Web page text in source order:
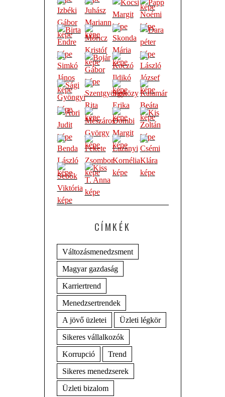
CÍMKÉK
Változásmenedzsment
Magyar gazdaság
Karriertrend
Menedzsertrendek
A jövő üzletei
Üzleti légkör
Sikeres vállalkozók
Korrupció
Trend
Sikeres menedzserek
Üzleti bizalom